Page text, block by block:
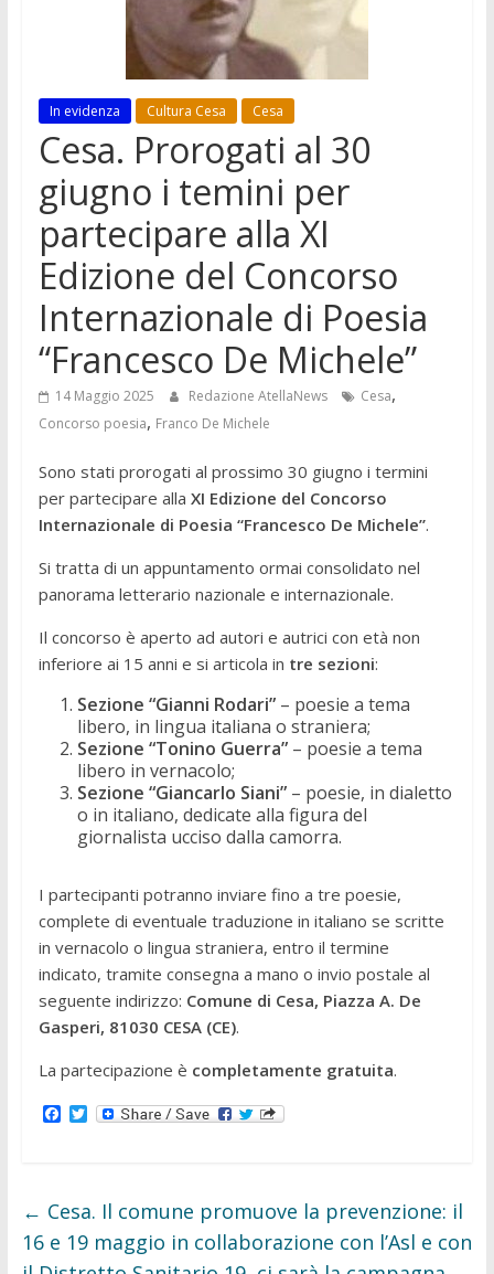
In evidenza Cultura Cesa Cesa
Cesa. Prorogati al 30
giugno i temini per
partecipare alla XI
Edizione del Concorso
Internazionale di Poesia
“Francesco De Michele”
14 Maggio 2025 Redazione AtellaNews Cesa,
Concorso poesia, Franco De Michele
Sono stati prorogati al prossimo 30 giugno i termini
per partecipare alla XI Edizione del Concorso
Internazionale di Poesia “Francesco De Michele”.
Si tratta di un appuntamento ormai consolidato nel
panorama letterario nazionale e internazionale.
Il concorso è aperto ad autori e autrici con età non
inferiore ai 15 anni e si articola in tre sezioni:
Sezione “Gianni Rodari”– poesie a tema
libero, in lingua italiana o straniera;
Sezione “Tonino Guerra”– poesie a tema
libero in vernacolo;
Sezione “Giancarlo Siani”– poesie, in dialetto
o in italiano, dedicate alla figura del
giornalista ucciso dalla camorra.
I partecipanti potranno inviare fino a tre poesie,
complete di eventuale traduzione in italiano se scritte
in vernacolo o lingua straniera, entro il termine
indicato, tramite consegna a mano o invio postale al
seguente indirizzo: Comune di Cesa, Piazza A. De
Gasperi, 81030 CESA (CE).
La partecipazione è completamente gratuita.
F
o
o
k
T
e
r
← Cesa. Il comune promuove la prevenzione: il
16 e 19 maggio in collaborazione con l’Asl e con